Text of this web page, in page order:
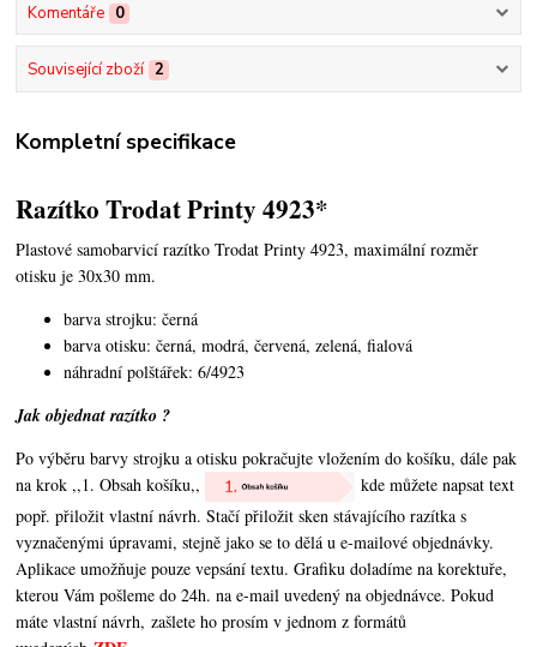
Komentáře 0
Související zboží 2
Kompletní specifikace
Razítko Trodat Printy 4923*
Plastové samobarvicí razítko Trodat Printy 4923,maximální rozměr
otisku je 30x30 mm.
barva strojku: černá
barva otisku: černá, modrá, červená, zelená, fialová
náhradní polštářek: 6/4923
Jak objednat razítko ?
Po výběru barvy strojku a otisku pokračujte vložením do košíku, dále pak
na krok ,,1. Obsah košíku,,
kde můžete napsat text
popř. přiložit vlastní návrh. Stačí přiložit sken stávajícího razítka s
vyznačenými úpravami, stejně jako se to dělá u e-mailové objednávky.
Aplikace umožňuje pouze vepsání textu. Grafiku doladíme na korektuře,
kterou Vám pošleme do 24h. na e-mail uvedený na objednávce. Pokud
máte vlastní návrh, zašlete ho prosím v jednom z formátů